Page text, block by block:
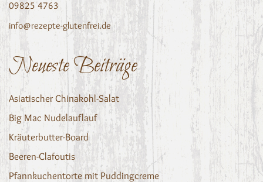
09825 4763
info@rezepte-glutenfrei.de
Neueste Beiträge
Asiatischer Chinakohl-Salat
Big Mac Nudelauflauf
Kräuterbutter-Board
Beeren-Clafoutis
Pfannkuchentorte mit Puddingcreme